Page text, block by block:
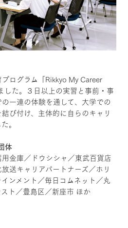
ログラム「Rikkyo My Career
した。３日以上の実習と事前・事
一連の体験を通して、大学での
び付け、主体的に自らのキャリ
。
体
金庫／ドウシシャ／東武百貨店
送キャリアパートナーズ／ホリ
ンメント／毎日コムネット／丸
ト／豊島区／新座市 ほか